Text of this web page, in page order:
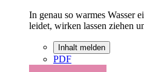
In genau so warmes Wasser
leidet, wirken lassen ziehen
Inhalt melden
PDF